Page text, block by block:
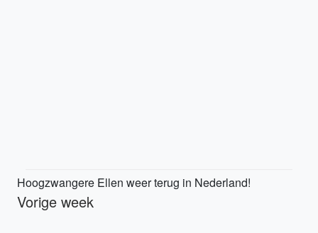
Hoogzwangere Ellen weer terug in Nederland!
Vorige week